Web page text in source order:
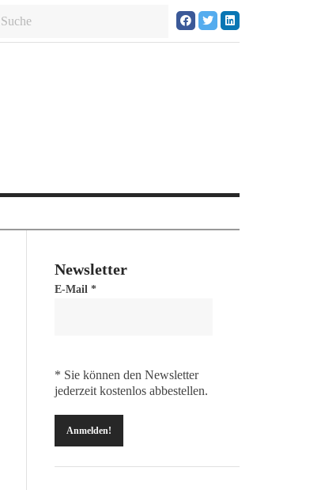
Newsletter
E-Mail *
* Sie können den Newsletter
jederzeit kostenlos abbestellen.